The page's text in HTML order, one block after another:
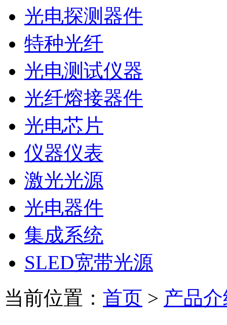
光电探测器件
特种光纤
光电测试仪器
光纤熔接器件
光电芯片
仪器仪表
激光光源
光电器件
集成系统
SLED宽带光源
当前位置： 首页 > 产品